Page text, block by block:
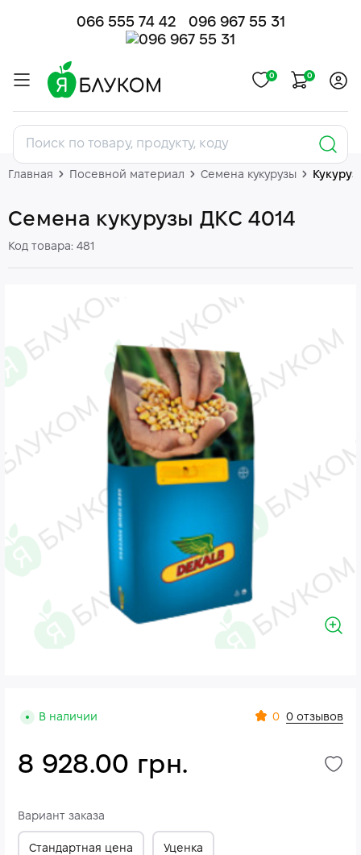
066 555 74 42 096 967 55 31
0 0
Главная Посевной материал Семена кукурузы
Семена кукурузы ДКС 4014
Код товара: 481
В наличии 0 0 отзывов
8 928.00 грн.
Вариант заказа
Стандартная цена Уценка